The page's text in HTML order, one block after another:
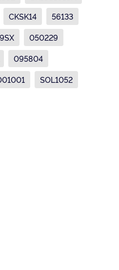
CKSK14
56133
050229
095804
SOL1052